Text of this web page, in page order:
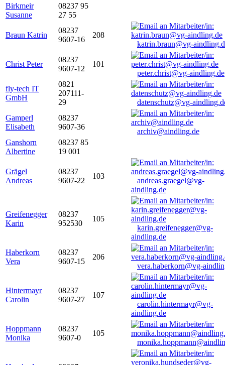
Birkmeir
Susanne
08237 95
27 55
Braun Katrin
08237
9607-16
208
katrin.braun@vg-
Christ Peter
08237
9607-12
101
peter.christ@vg-aindling.de
fly-tech IT
GmbH
0821
207111-
29
datenschutz@vg-
Gamperl
Elisabeth
08237
9607-36
archiv@aindling.de
Ganshorn
Albertine
08237 85
19 001
Grägel
Andreas
08237
9607-22
103
andreas.graegel@vg-
aindling.de
Greifenegger
Karin
08237
952530
105
karin.greifenegger@vg-
aindling.de
Haberkorn
Vera
08237
9607-15
206
vera.haberkorn@vg-
Hintermayr
Carolin
08237
9607-27
107
carolin.hintermayr@vg-
aindling.de
Hoppmann
Monika
08237
9607-0
105